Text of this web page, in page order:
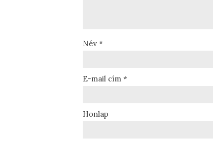
Név *
E-mail cím *
Honlap